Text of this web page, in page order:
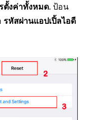
ตั้งค่าทั้งหมด. ป้อน
รหัสผ่านแอปเปิ้ลไอดี